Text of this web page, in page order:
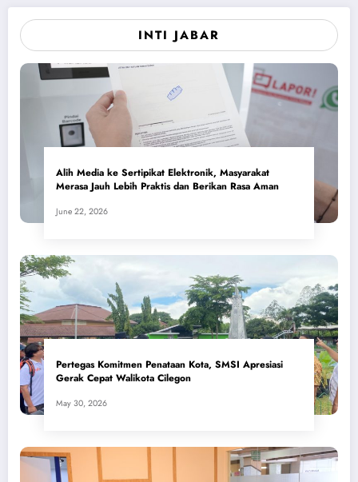
INTI JABAR
Alih Media ke Sertipikat Elektronik, Masyarakat
Merasa Jauh Lebih Praktis dan Berikan Rasa Aman
June 22, 2026
Pertegas Komitmen Penataan Kota, SMSI Apresiasi
Gerak Cepat Walikota Cilegon
May 30, 2026